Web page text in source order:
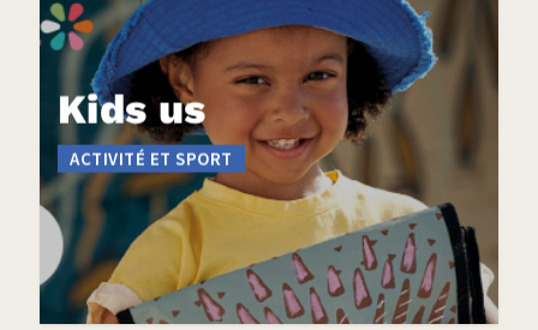
Kids us
ACTIVITÉ ET SPORT